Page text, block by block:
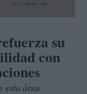
su
con
esta área